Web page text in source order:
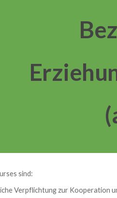
sind:
Verpflichtung zur Kooperation